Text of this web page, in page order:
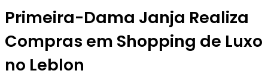
Primeira-Dama Janja Realiza
Compras em Shopping de Luxo
no Leblon